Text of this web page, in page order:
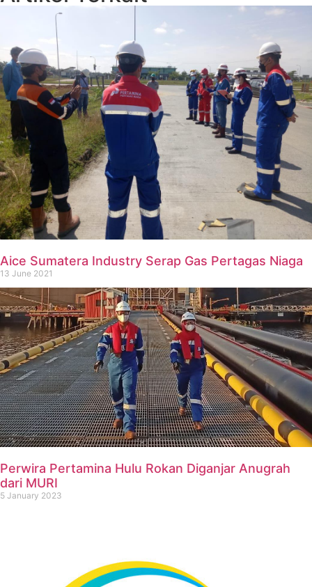
Aice Sumatera Industry Serap Gas Pertagas Niaga
13 June 2021
Perwira Pertamina Hulu Rokan Diganjar Anugrah
dari MURI
5 January 2023